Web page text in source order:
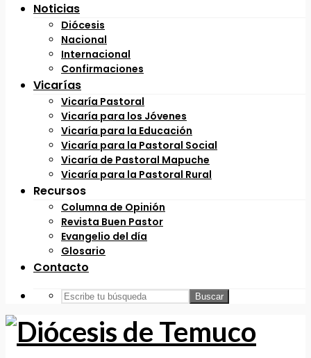
Noticias
Diócesis
Nacional
Internacional
Confirmaciones
Vicarías
Vicaría Pastoral
Vicaría para los Jóvenes
Vicaría para la Educación
Vicaría para la Pastoral Social
Vicaría de Pastoral Mapuche
Vicaría para la Pastoral Rural
Recursos
Columna de Opinión
Revista Buen Pastor
Evangelio del día
Glosario
Contacto
Buscar